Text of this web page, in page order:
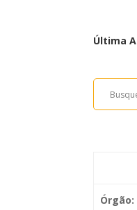
Última
Órgão: